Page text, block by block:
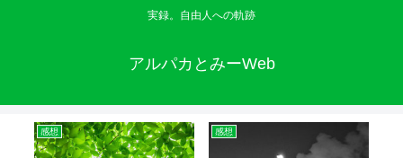
実録。自由人への軌跡
アルパカとみーWeb
感想 感想